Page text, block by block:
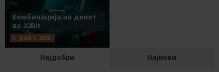
Комбинација на денот
во 22Bit
ЈУЛИ 1, 2026
Најдобри Најнови